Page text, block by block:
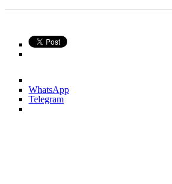
WhatsApp
Telegram